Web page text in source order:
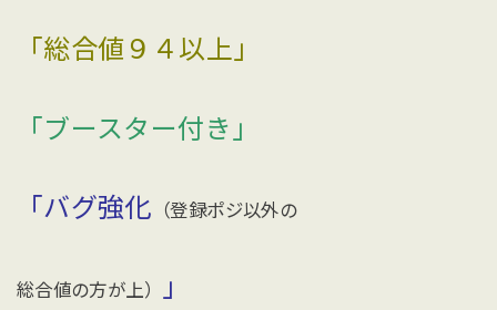
「総合値９４以上」
「ブースター付き」
「バグ強化 （登録ポジ以外の
総合値の方が上） 」